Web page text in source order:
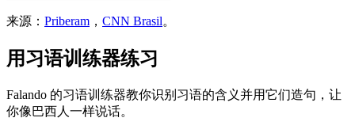
来源： Priberam ， CNN Brasil。
用习语训练器练习
Falando 的习语训练器教你识别习语的含义并用它们造句，让
你像巴西人一样说话。